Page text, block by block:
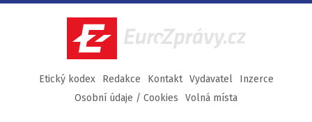
Facebook
TwitterInstagram
YouTube
EuroZprávy.cz
Etický kodex Redakce Kontakt Vydavatel
Inzerce
Osobní údaje / Cookies
Volná místa